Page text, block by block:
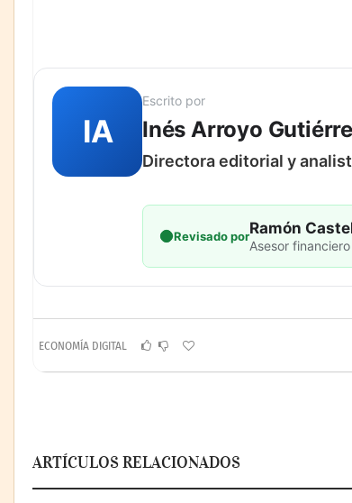
IA
Escrito por
Inés Arroyo
Directora editorial y
Revisado porRamón
Asesor
ECONOMÍA DIGITAL
ARTÍCULOS RELACIONADOS